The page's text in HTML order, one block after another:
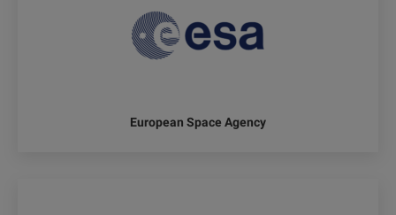
European Space Agency